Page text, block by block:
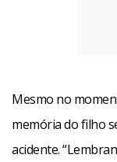
Mesmo no
memória do filho
acidente.